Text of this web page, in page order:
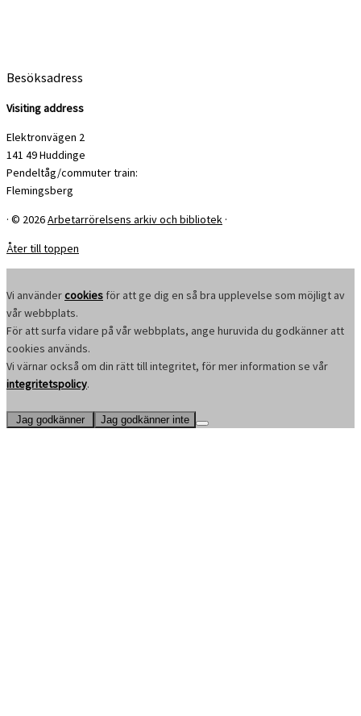
Besöksadress
Visiting address
Elektronvägen 2
141 49 Huddinge
Pendeltåg/commuter train:
Flemingsberg
· © 2026Arbetarrörelsens arkiv och bibliotek ·
Åter till toppen
Vi användercookies för att ge dig en så bra upplevelse som möjligt av
vår webbplats.
För att surfa vidare på vår webbplats, ange huruvida du godkänner att
cookies används.
Vi värnar också om din rätt till integritet, för mer information se vår
integritetspolicy.
Jag godkänner Jag godkänner inte